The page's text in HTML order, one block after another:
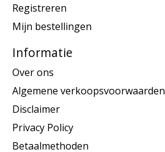
Registreren
Mijn bestellingen
Informatie
Over ons
Algemene verkoopsvoorwaarden
Disclaimer
Privacy Policy
Betaalmethoden